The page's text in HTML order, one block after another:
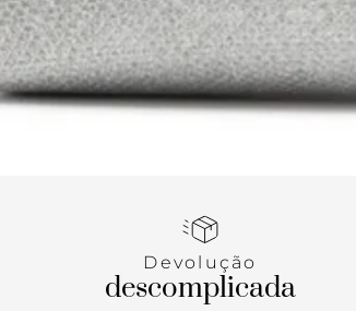
Devolução
descomplicada